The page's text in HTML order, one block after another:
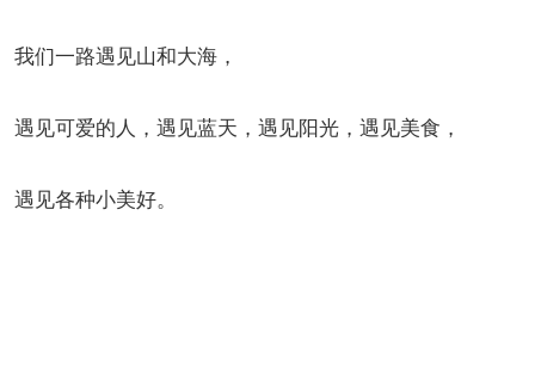
我们一路遇见山和大海，
遇见可爱的人，遇见蓝天，遇见阳光，遇见美食，
遇见各种小美好。